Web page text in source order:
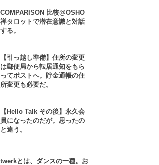
COMPARISON 比較@OSHO
禅タロットで潜在意識と対話
する。
【引っ越し準備】住所の変更
は郵便局から転居通知をもら
ってポストへ。貯金通帳の住
所変更も必要だ。
【Hello Talk その後】永久会
員になったのだが。思ったの
と違う。
twerkとは、ダンスの一種。お